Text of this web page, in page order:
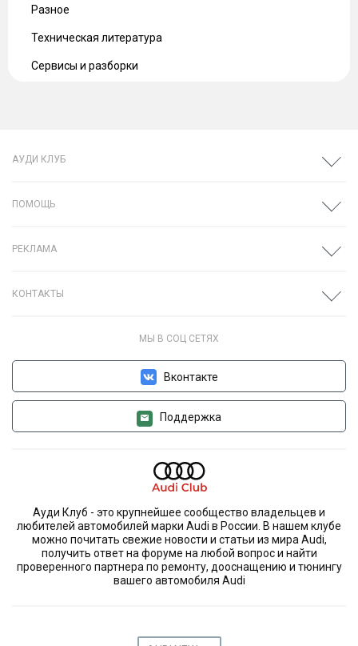
Разное
Техническая литература
Сервисы и разборки
АУДИ КЛУБ
ПОМОЩЬ
РЕКЛАМА
КОНТАКТЫ
МЫ В СОЦ СЕТЯХ
Вконтакте
Поддержка
Ауди Клуб - это крупнейшее сообщество владельцев и
любителей автомобилей марки Audi в России. В нашем клубе
можно почитать свежие новости и статьи из мира Audi,
получить ответ на форуме на любой вопрос и найти
проверенного партнера по ремонту, дооснащению и тюнингу
вашего автомобиля Audi